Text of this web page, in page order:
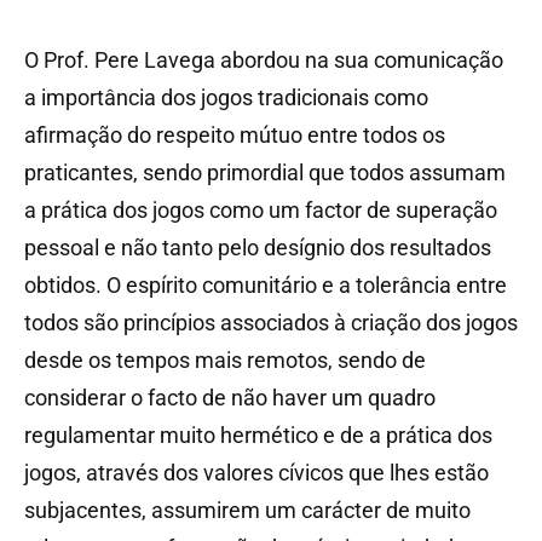
O Prof. Pere Lavega abordou na sua comunicação
a importância dos jogos tradicionais como
afirmação do respeito mútuo entre todos os
praticantes, sendo primordial que todos assumam
a prática dos jogos como um factor de superação
pessoal e não tanto pelo desígnio dos resultados
obtidos. O espírito comunitário e a tolerância entre
todos são princípios associados à criação dos jogos
desde os tempos mais remotos, sendo de
considerar o facto de não haver um quadro
regulamentar muito hermético e de a prática dos
jogos, através dos valores cívicos que lhes estão
subjacentes, assumirem um carácter de muito